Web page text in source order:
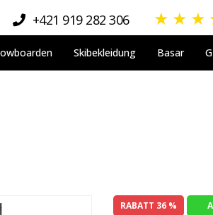
+421 919 282 306 ★ ★ ★
Skibekleidung Basar
RABATT 36 %